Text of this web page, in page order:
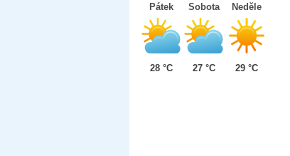
Pátek
28 °C
Sobota
27 °C
Neděle
29 °C